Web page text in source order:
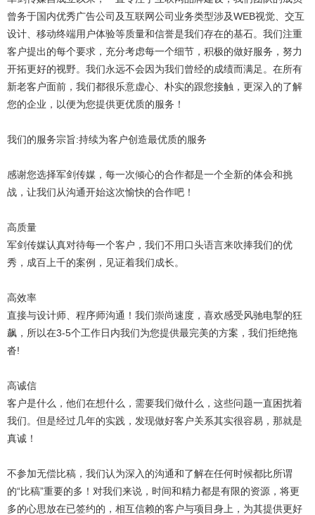
曾务于国内优秀广告公司及互联网公司业务类型涉及WEB视觉、交互
设计、移动终端用户体验等质量和信誉是我们存在的基石。我们注重
客户提出的每个要求，充分考虑每一个细节，积极的做好服务，努力
开拓更好的视野。我们永远不会因为我们曾经的成绩而满足。在所有
新老客户面前，我们都很乐意虚心、朴实的跟您接触，更深入的了解
您的企业，以便为您提供更优质的服务！
我们的服务宗旨:持续为客户创造最优质的服务
感谢您选择军剑传媒，每一次倾心的合作都是一个全新的体会和挑
战，让我们从沟通开始这次愉快的合作吧！
高质量
军剑传媒认真对待每一个客户，我们不用口头语言来吹捧我们的优
秀，成百上千的案例，见证着我们成长。
高效率
直接与设计师、程序师沟通！我们崇尚速度，喜欢感受风驰电掣的狂
飙，所以在3-5个工作日内我们为您提供最完美的方案，我们拒绝拖
沓!
高诚信
客户是什么，他们在想什么，需要我们做什么，这些问题一直困扰着
我们。但是经过几年的实践，发现做好客户关系其实很容易，那就是
真诚！
不参加无偿比稿，我们认为深入的沟通和了解在任何时候都比所谓
的“比稿”重要的多！对我们来说，时间和精力都是有限的资源，将更
多的心思放在已签约的，相互信赖的客户与项目身上，为其提供更好